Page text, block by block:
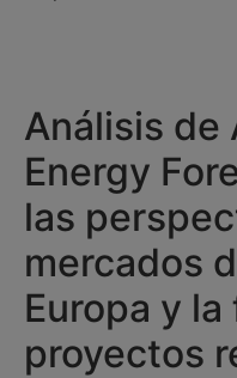
Análisis de
Energy
las
mercados
Europa y
proyectos